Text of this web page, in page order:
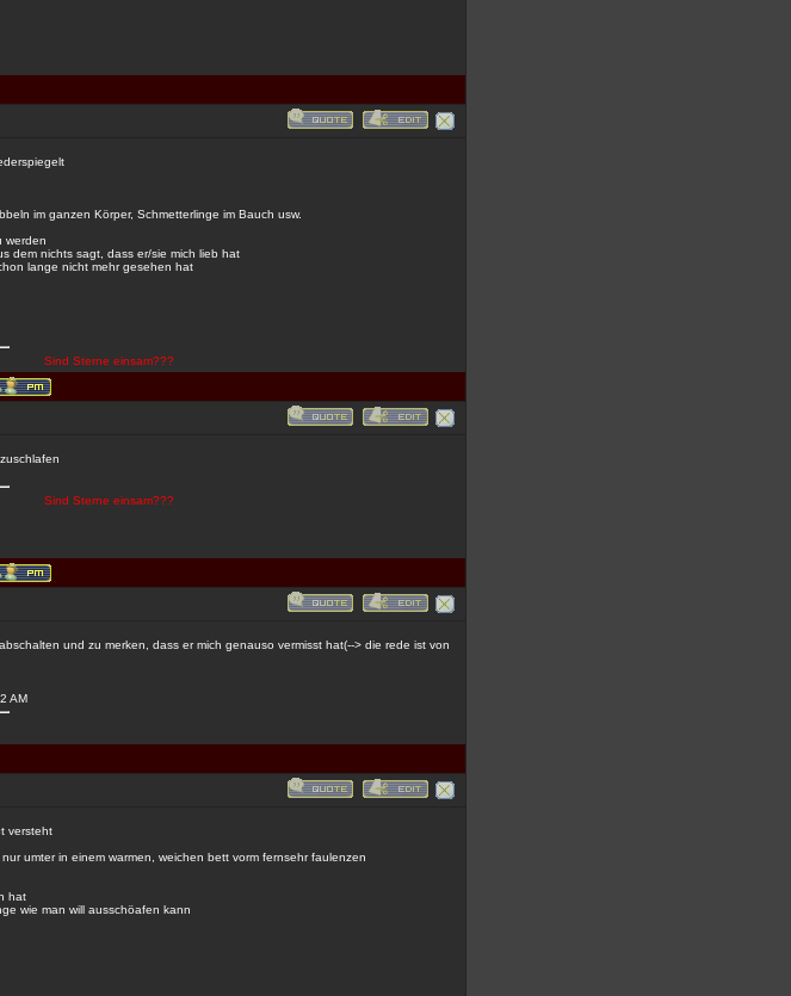
im ganzen Körper, Schmetterlinge im Bauch usw.
werden
dem nichts sagt, dass er/sie mich lieb hat
lange nicht mehr gesehen hat
Sind Sterne einsam???
Sind Sterne einsam???
und zu merken, dass er mich genauso vermisst hat(--> die rede ist von
AM
versteht
umter in einem warmen, weichen bett vorm fernsehr faulenzen
hat
wie man will ausschöafen kann